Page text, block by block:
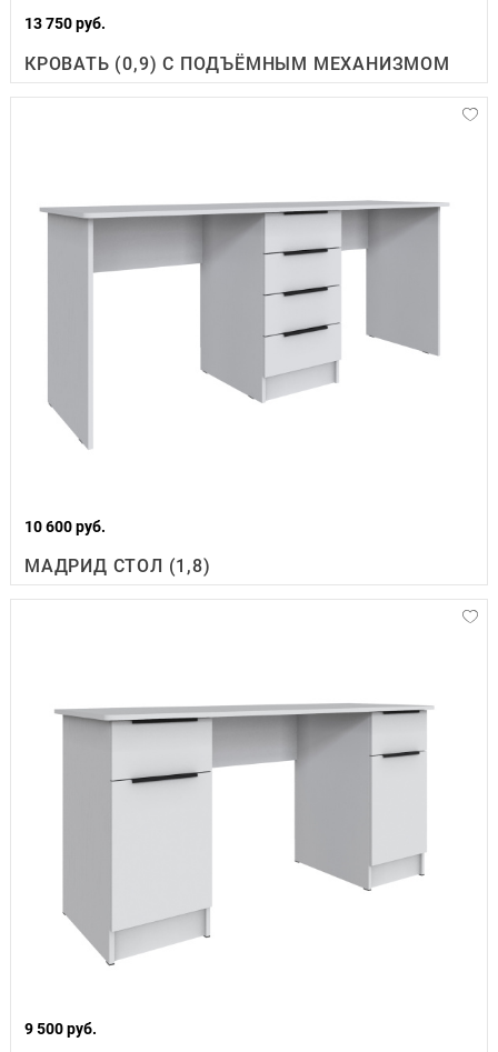
13 750 руб.
КРОВАТЬ (0,9) С ПОДЪЁМНЫМ МЕХАНИЗМОМ
10 600 руб.
МАДРИД СТОЛ (1,8)
9 500 руб.